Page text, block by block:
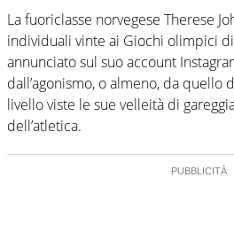
La fuoriclasse norvegese Therese
individuali vinte ai Giochi olimpici
annunciato sul suo account
dall’agonismo, o almeno, da
livello viste le sue velleità di
dell’atletica.